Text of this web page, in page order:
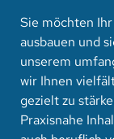
Sie möchten
ausbauen und
unserem
wir Ihnen
gezielt zu
Praxisnahe